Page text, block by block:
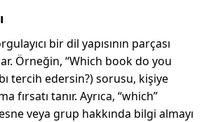
bir dil yapısının parçası
Örneğin, “Which book do you
tercih edersin?) sorusu, kişiye
fırsatı tanır. Ayrıca, “which”
veya grup hakkında bilgi almayı